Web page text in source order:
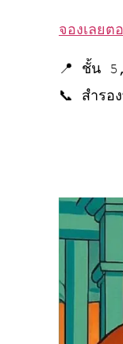
จองเลยต
📍 ชั้น
📞 สำร